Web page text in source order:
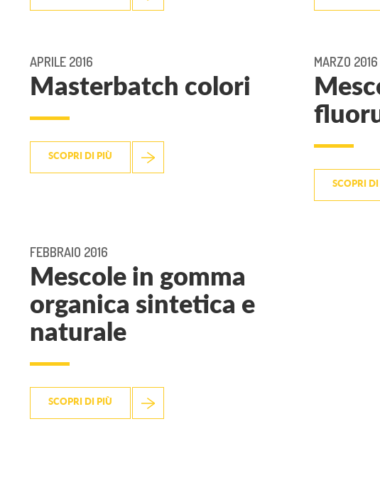
APRILE 2016
Masterbatch colori
SCOPRI DI PIÙ
MARZO 2016
SCOPRI
FEBBRAIO 2016
Mescole in gomma
organica sintetica e
naturale
SCOPRI DI PIÙ